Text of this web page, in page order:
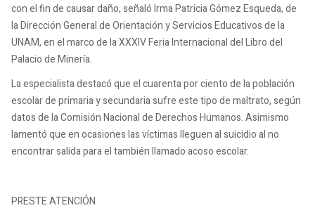
con el fin de causar daño, señaló Irma Patricia Gómez Esqueda, de
la Dirección General de Orientación y Servicios Educativos de la
UNAM, en el marco de la XXXIV Feria Internacional del Libro del
Palacio de Minería.
La especialista destacó que el cuarenta por ciento de la población
escolar de primaria y secundaria sufre este tipo de maltrato, según
datos de la Comisión Nacional de Derechos Humanos. Asimismo
lamentó que en ocasiones las víctimas lleguen al suicidio al no
encontrar salida para el también llamado acoso escolar.
PRESTE ATENCIÓN